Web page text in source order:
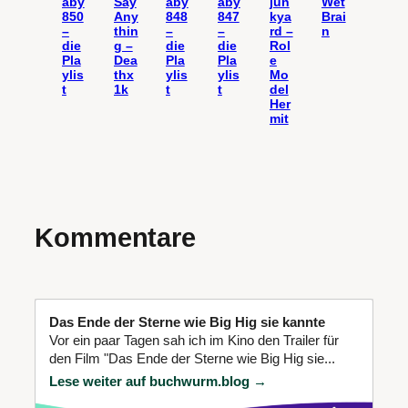
850
–
die
Pla
ylis
t
Any
thin
g –
Dea
thx
1k
848
–
die
Pla
ylis
t
847
–
die
Pla
ylis
t
kya
rd –
Rol
e
Mo
del
Her
mit
Brai
n
Kommentare
Das Ende der Sterne wie Big Hig sie kannte
Vor ein paar Tagen sah ich im Kino den Trailer für
den Film "Das Ende der Sterne wie Big Hig sie...
Lese weiter auf buchwurm.blog →